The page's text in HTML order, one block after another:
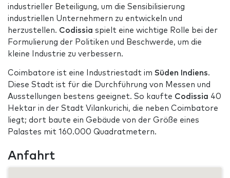
industrieller Beteiligung, um die Sensibilisierung
industriellen Unternehmern zu entwickeln und
herzustellen. Codissia spielt eine wichtige Rolle bei der
Formulierung der Politiken und Beschwerde, um die
kleine Industrie zu verbessern.
Coimbatore ist eine Industriestadt im Süden Indiens.
Diese Stadt ist für die Durchführung von Messen und
Ausstellungen bestens geeignet. So kaufte Codissia 40
Hektar in der Stadt Vilankurichi, die neben Coimbatore
liegt; dort baute ein Gebäude von der Größe eines
Palastes mit 160.000 Quadratmetern.
Anfahrt